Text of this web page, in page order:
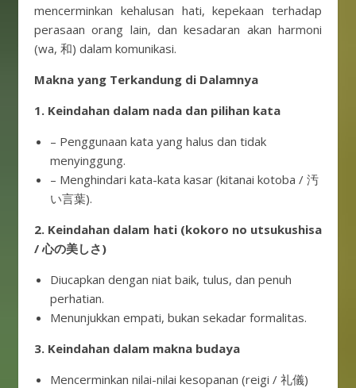
mencerminkan kehalusan hati, kepekaan terhadap
perasaan orang lain, dan kesadaran akan harmoni
(wa, 和) dalam komunikasi.
Makna yang Terkandung di Dalamnya
1. Keindahan dalam nada dan pilihan kata
– Penggunaan kata yang halus dan tidak
menyinggung.
– Menghindari kata-kata kasar (kitanai kotoba / 汚
い言葉).
2. Keindahan dalam hati (kokoro no utsukushisa
/ 心の美しさ)
Diucapkan dengan niat baik, tulus, dan penuh
perhatian.
Menunjukkan empati, bukan sekadar formalitas.
3. Keindahan dalam makna budaya
Mencerminkan nilai-nilai kesopanan (reigi / 礼儀)